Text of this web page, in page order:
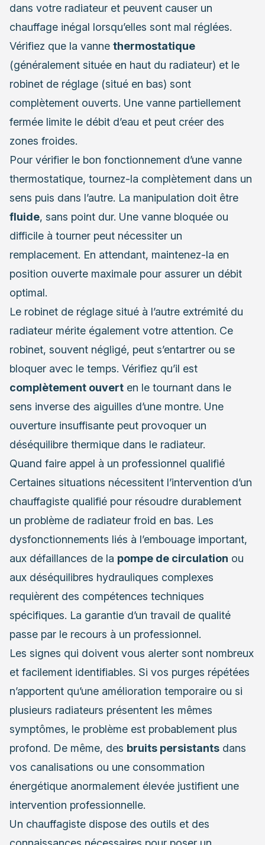
dans votre radiateur et peuvent causer un
chauffage inégal lorsqu’elles sont mal réglées.
Vérifiez que la vanne thermostatique
(généralement située en haut du radiateur) et le
robinet de réglage (situé en bas) sont
complètement ouverts. Une vanne partiellement
fermée limite le débit d’eau et peut créer des
zones froides.
Pour vérifier le bon fonctionnement d’une vanne
thermostatique, tournez-la complètement dans un
sens puis dans l’autre. La manipulation doit être
fluide, sans point dur. Une vanne bloquée ou
difficile à tourner peut nécessiter un
remplacement. En attendant, maintenez-la en
position ouverte maximale pour assurer un débit
optimal.
Le robinet de réglage situé à l’autre extrémité du
radiateur mérite également votre attention. Ce
robinet, souvent négligé, peut s’entartrer ou se
bloquer avec le temps. Vérifiez qu’il est
complètement ouvert en le tournant dans le
sens inverse des aiguilles d’une montre. Une
ouverture insuffisante peut provoquer un
déséquilibre thermique dans le radiateur.
Quand faire appel à un professionnel qualifié
Certaines situations nécessitent l’intervention d’un
chauffagiste qualifié pour résoudre durablement
un problème de radiateur froid en bas. Les
dysfonctionnements liés à l’embouage important,
aux défaillances de la pompe de circulation ou
aux déséquilibres hydrauliques complexes
requièrent des compétences techniques
spécifiques. La garantie d’un travail de qualité
passe par le recours à un professionnel.
Les signes qui doivent vous alerter sont nombreux
et facilement identifiables. Si vos purges répétées
n’apportent qu’une amélioration temporaire ou si
plusieurs radiateurs présentent les mêmes
symptômes, le problème est probablement plus
profond. De même, des bruits persistants dans
vos canalisations ou une consommation
énergétique anormalement élevée justifient une
intervention professionnelle.
Un chauffagiste dispose des outils et des